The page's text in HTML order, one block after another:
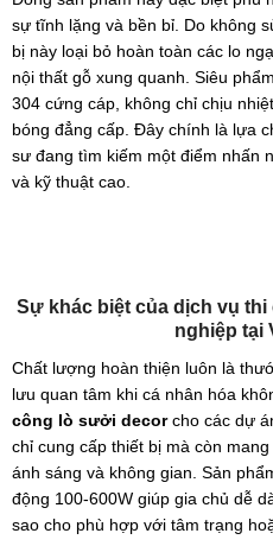
sự tĩnh lặng và bền bỉ. Do không
bị này loại bỏ hoàn toàn các lo
nội thất gỗ xung quanh. Siêu
304 cứng cáp, không chỉ chịu
bóng đẳng cấp. Đây chính là lựa
sư đang tìm kiếm một điểm nhấn
và kỹ thuật cao.
Sự khác biệt của dịch vụ
nghiệp tại
Chất lượng hoàn thiện luôn là
lưu quan tâm khi cá nhân hóa
công lò sưởi decorcho các dự
chỉ cung cấp thiết bị mà còn
ánh sáng và không gian. Sản
động 100-600W giúp gia chủ dễ
sao cho phù hợp với tâm trạng